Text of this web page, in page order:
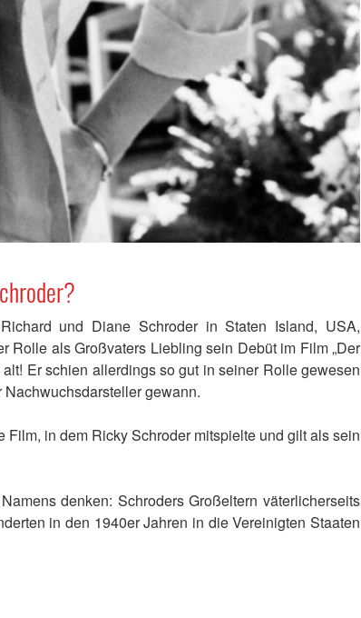
und Diane Schroder in Staten Island, USA,
Rolle als Großvaters Liebling sein Debüt im Film „Der
Er schien allerdings so gut in seiner Rolle gewesen
gewann.
Film, in dem Ricky Schroder mitspielte und gilt als sein
denken: Schroders Großeltern väterlicherseits
in den 1940er Jahren in die Vereinigten Staaten